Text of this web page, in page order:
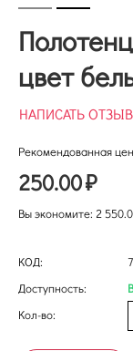
цвет
НАПИСАТЬ ОТЗЫВ
Рекомендованная
250.00₽
Вы экономите: 2
КОД:
Доступность:
Кол-во: